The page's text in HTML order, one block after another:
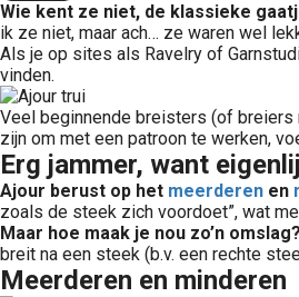
Wie kent ze niet, de klassieke
ik ze niet, maar ach… ze waren wel
Als je op sites als Ravelry of
vinden.
Veel beginnende breisters (of breiers
zijn om met een patroon te werken,
Erg jammer, want
Ajour berust op het meerderen en
zoals de steek zich voordoet”, wat
Maar hoe maak je nou zo’n omslag?
breit na een steek (b.v. een rechte
Meerderen en minderen